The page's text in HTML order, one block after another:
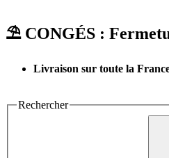
⛱︎ CONGÉS :
Livraison sur toute la
Rechercher